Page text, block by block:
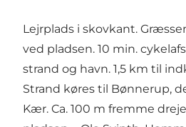
Lejrplads i skovkant.
ved pladsen. 10 min.
strand og havn. 1,5 km til
Strand køres til Bønnerup,
Kær. Ca. 100 m fremme